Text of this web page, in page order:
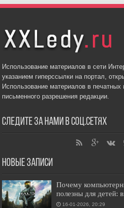
Использование материалов в сети
указанием гиперссылки на портал,
Использование материалов в
письменного разрешения редакции.
Следите за нами в соц.сетях
Новые записи
Почему
полезны для детей:
16-01-2026, 20:29